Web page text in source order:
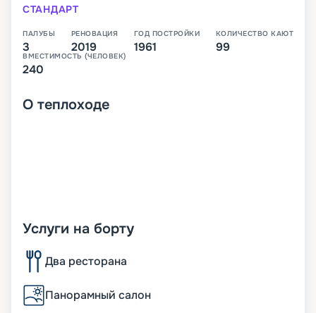
СТАНДАРТ
ПАЛУБЫ
3
РЕНОВАЦИЯ
2019
ГОД ПОСТРОЙКИ
1961
КОЛИЧЕСТВО КАЮТ
99
ВМЕСТИМОСТЬ (ЧЕЛОВЕК)
240
О теплоходе
Услуги на борту
Два ресторана
Панорамный салон